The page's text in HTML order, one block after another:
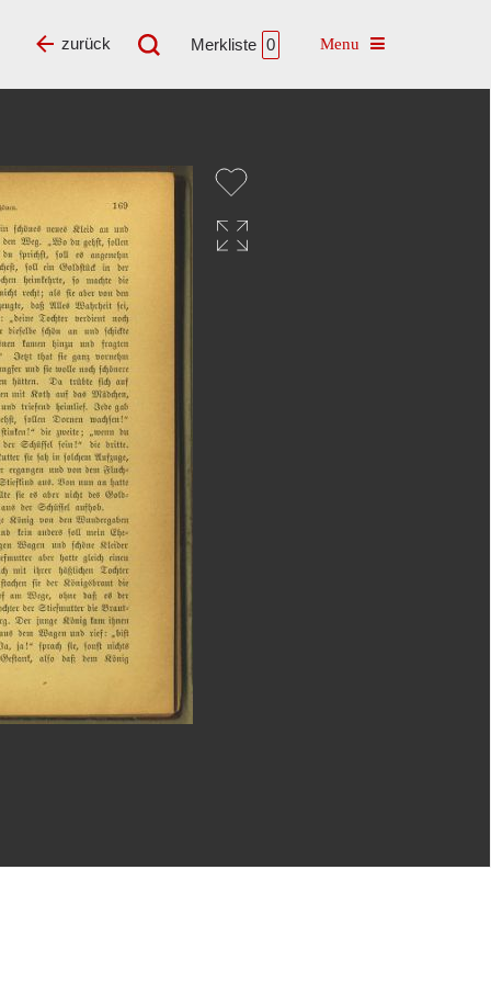
Merkliste 0 Toggle navigation
zurück